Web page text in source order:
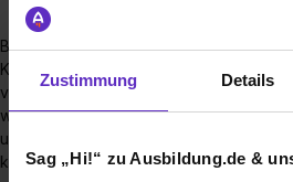
Zustimmung Details
Sag „Hi!“ zu Ausbildung.de &
Bist du schwanger, musst du mehr auf
Körper Acht geben. Am Anfang der
vielleicht öfter übel oder du fühlst dich
weiter die Schwangerschaft
umständlicher wird alles für dich und
kannst du nicht mehr so gut ausführen.